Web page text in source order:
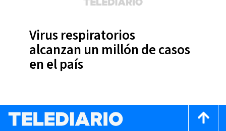
Virus respiratorios
alcanzan un millón de casos
en el país